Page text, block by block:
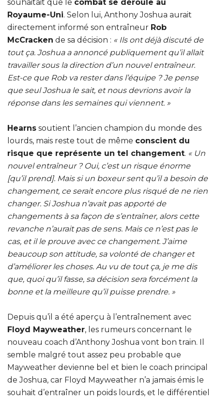
souhaitait que le combat se déroule au
Royaume-Uni. Selon lui, Anthony Joshua aurait
directement informé son entraîneur Rob
McCracken de sa décision : « Ils ont déjà discuté de
tout ça. Joshua a annoncé publiquement qu’il allait
travailler sous la direction d’un nouvel entraîneur.
Est-ce que Rob va rester dans l’équipe ? Je pense
que seul Joshua le sait, et nous devrions avoir la
réponse dans les semaines qui viennent. »
Hearns soutient l’ancien champion du monde des
lourds, mais reste tout de même conscient du
risque que représente un tel changement. « Un
nouvel entraîneur ? Oui, c’est un risque énorme
[qu’il prend]. Mais si un boxeur sent qu’il a besoin de
changement, ce serait encore plus risqué de ne rien
changer. Si Joshua n’avait pas apporté de
changements à sa façon de s’entraîner, alors cette
revanche n’aurait pas de sens. Mais ce n’est pas le
cas, et il le prouve avec ce changement. J’aime
beaucoup son attitude, sa volonté de changer et
d’améliorer les choses. Au vu de tout ça, je me dis
que, quoi qu’il fasse, sa décision sera forcément la
bonne et la meilleure qu’il puisse prendre. »
Depuis qu’il a été aperçu à l’entraînement avec
Floyd Mayweather, les rumeurs concernant le
nouveau coach d’Anthony Joshua vont bon train. Il
semble malgré tout assez peu probable que
Mayweather devienne bel et bien le coach principal
de Joshua, car Floyd Mayweather n’a jamais émis le
souhait d’entraîner un poids lourds, et le différentiel